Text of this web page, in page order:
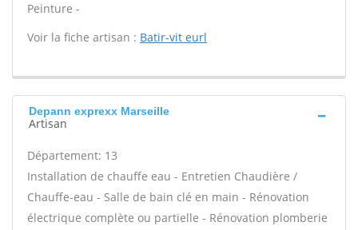
Peinture -
Voir la fiche artisan : Batir-vit eurl
Depann exprexx Marseille
Artisan
Département: 13
Installation de chauffe eau - Entretien Chaudière /
Chauffe-eau - Salle de bain clé en main - Rénovation
électrique complète ou partielle - Rénovation plomberie